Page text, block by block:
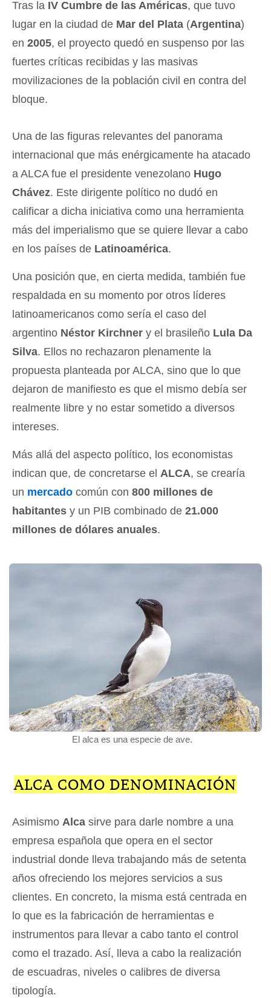
Tras la IV Cumbre de las Américas, que tuvo
lugar en la ciudad de Mar del Plata (Argentina)
en 2005, el proyecto quedó en suspenso por las
fuertes críticas recibidas y las masivas
movilizaciones de la población civil en contra del
bloque.
Una de las figuras relevantes del panorama
internacional que más enérgicamente ha atacado
a ALCA fue el presidente venezolano Hugo
Chávez. Este dirigente político no dudó en
calificar a dicha iniciativa como una herramienta
más del imperialismo que se quiere llevar a cabo
en los países de Latinoamérica.
Una posición que, en cierta medida, también fue
respaldada en su momento por otros líderes
latinoamericanos como sería el caso del
argentino Néstor Kirchner y el brasileño Lula Da
Silva. Ellos no rechazaron plenamente la
propuesta planteada por ALCA, sino que lo que
dejaron de manifiesto es que el mismo debía ser
realmente libre y no estar sometido a diversos
intereses.
Más allá del aspecto político, los economistas
indican que, de concretarse el ALCA, se crearía
un mercado común con 800 millones de
habitantes y un PIB combinado de 21.000
millones de dólares anuales.
El alca es una especie de ave.
ALCA COMO DENOMINACIÓN
Asimismo Alca sirve para darle nombre a una
empresa española que opera en el sector
industrial donde lleva trabajando más de setenta
años ofreciendo los mejores servicios a sus
clientes. En concreto, la misma está centrada en
lo que es la fabricación de herramientas e
instrumentos para llevar a cabo tanto el control
como el trazado. Así, lleva a cabo la realización
de escuadras, niveles o calibres de diversa
tipología.